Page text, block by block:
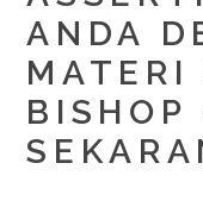
ANDA
MATERI
BISHOP